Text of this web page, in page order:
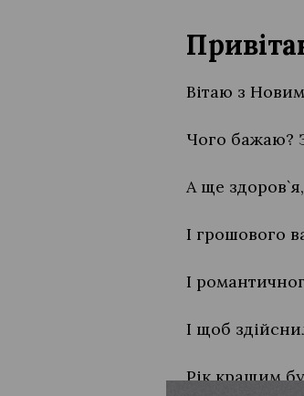
Вітаю з
Чого бажаю?
А ще
І грошового
І
І щоб
Рік кращим